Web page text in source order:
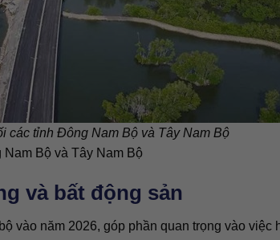
các tỉnh Đông Nam Bộ và Tây Nam Bộ
Bộ và Tây Nam Bộ
và bất động sản
vào năm 2026, góp phần quan trọng vào việc